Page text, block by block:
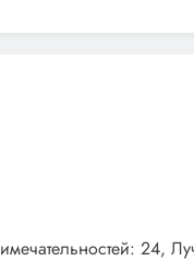
24,